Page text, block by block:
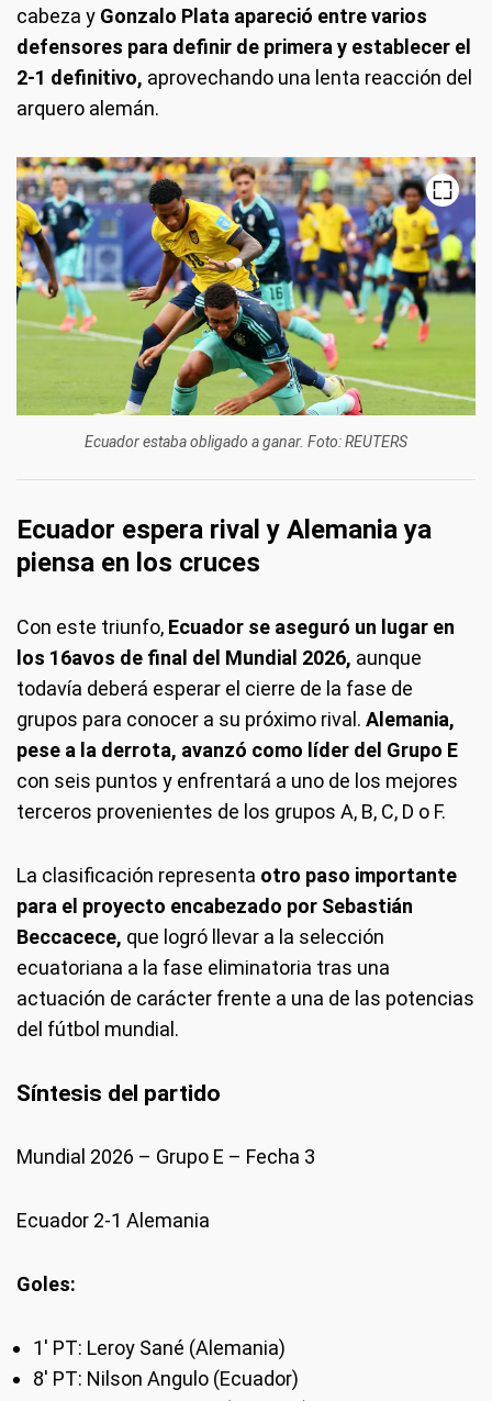
cabeza y Gonzalo Plata apareció entre varios
defensores para definir de primera y establecer el
2-1 definitivo, aprovechando una lenta reacción del
arquero alemán.
Ecuador estaba obligado a ganar. Foto: REUTERS
Ecuador espera rival y Alemania ya
piensa en los cruces
Con este triunfo, Ecuador se aseguró un lugar en
los 16avos de final del Mundial 2026, aunque
todavía deberá esperar el cierre de la fase de
grupos para conocer a su próximo rival. Alemania,
pese a la derrota, avanzó como líder del Grupo E
con seis puntos y enfrentará a uno de los mejores
terceros provenientes de los grupos A, B, C, D o F.
La clasificación representa otro paso importante
para el proyecto encabezado por Sebastián
Beccacece, que logró llevar a la selección
ecuatoriana a la fase eliminatoria tras una
actuación de carácter frente a una de las potencias
del fútbol mundial.
Síntesis del partido
Mundial 2026 – Grupo E – Fecha 3
Ecuador 2-1 Alemania
Goles:
1' PT: Leroy Sané (Alemania)
8' PT: Nilson Angulo (Ecuador)